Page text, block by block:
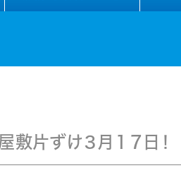
敷片ずけ３月１７日！